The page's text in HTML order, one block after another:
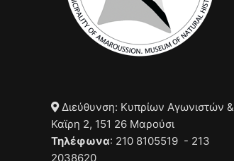
Διεύθυνση: Κυπρίων Αγωνιστών &
Καϊρη 2, 151 26 Μαρούσι
Τηλέφωνα: 210 8105519 - 213
2038620